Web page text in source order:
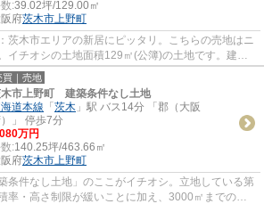
:39.02坪/129.00㎡
府茨木市上野町
茨木市エリアの新居にピッタリ。こちらの売地はニ
イチオシの土地面積129㎡(公簿)の土地です。建築
みのデザインで住まい...
買｜売地
市上野町 建築条件なし土地
道本線 「 茨木 」駅 バス14分 「郡（大阪
」 停歩7分
万円
:140.25坪/463.66㎡
府茨木市上野町
条件なし土地」のここがイチオシ。立地している第
率・高さ制限が緩いことに加え、3000㎡までの店